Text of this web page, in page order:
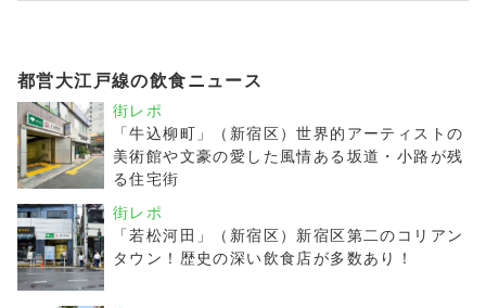
都営大江戸線の飲食ニュース
街レポ
「牛込柳町」（新宿区）世界的アーティストの
美術館や文豪の愛した風情ある坂道・小路が残
る住宅街
街レポ
「若松河田」（新宿区）新宿区第二のコリアン
タウン！歴史の深い飲食店が多数あり！